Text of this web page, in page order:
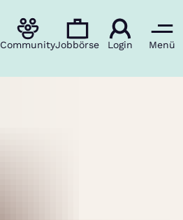
CommunityJobbörse Login Menü